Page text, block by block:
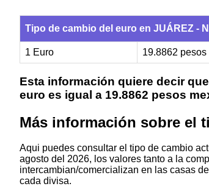
Tipo de cambio del euro en JUÁREZ -
1 Euro 19.8862
Esta información quiere decir
euro es igual a 19.8862 pesos
Más información sobre el
Aqui puedes consultar el tipo de cambio
agosto del 2026, los valores tanto a la
intercambian/comercializan en las casas
cada divisa.